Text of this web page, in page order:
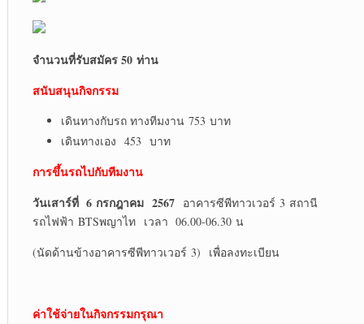
จำนวนที่รับสมัคร 50 ท่าน
สนับสนุนกิจกรรม
เดินทางกับรถ ทางทีมงาน 753 บาท
เดินทางเอง 453 บาท
การขึ้นรถไปกับทีมงาน
วันเสาร์ที่ 6 กรกฎาคม 2567อาคารซีพีทาวเวอร์ 3 สถานี
รถไฟฟ้า BTSพญาไท เวลา 06.00-06.30 น
(นัดด้านข้างอาคารซีพีทาวเวอร์ 3) เพื่อลงทะเบียน
ค่าใช้จ่ายในกิจกรรมกรุณา